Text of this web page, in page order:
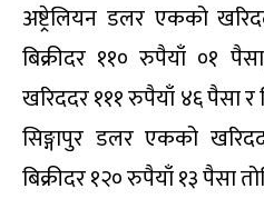
अष्ट्रेलियन डलर एकको
बिक्रीदर ११० रुपैयाँ ०१
खरिददर १११ रुपैयाँ ४६ पैसा र
सिङ्गापुर डलर एकको
बिक्रीदर १२० रुपैयाँ १३ पैसा